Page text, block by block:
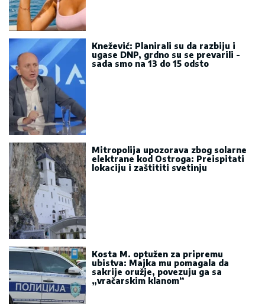
Knežević: Planirali su da razbiju i
ugase DNP, grdno su se prevarili -
sada smo na 13 do 15 odsto
Mitropolija upozorava zbog solarne
elektrane kod Ostroga: Preispitati
lokaciju i zaštititi svetinju
Kosta M. optužen za pripremu
ubistva: Majka mu pomagala da
sakrije oružje, povezuju ga sa
„vračarskim klanom“